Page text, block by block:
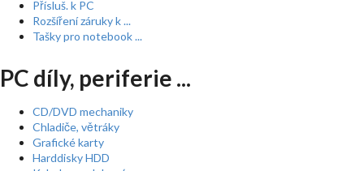
Přísluš. k PC
Rozšíření záruky k ...
Tašky pro notebook ...
PC díly, periferie ...
CD/DVD mechaniky
Chladiče, větráky
Grafické karty
Harddisky HDD